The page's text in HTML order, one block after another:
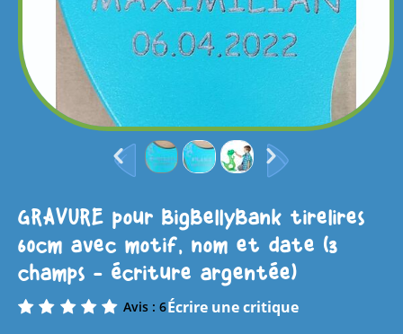
GRAVURE pour BigBellyBank tirelires
60cm avec motif, nom et date (3
champs - écriture argentée)
Avis : 6Écrire une critique